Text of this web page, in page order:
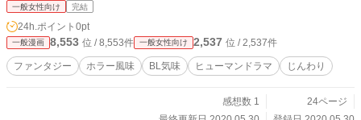
一般女性向け 完結
24h.ポイント 0pt
一般漫画 8,553 位 / 8,553件 一般女性向け 2,537 位 / 2,537件
ファンタジー ホラー風味 BL気味 ヒューマンドラマ じんわり
感想数 1
24ページ